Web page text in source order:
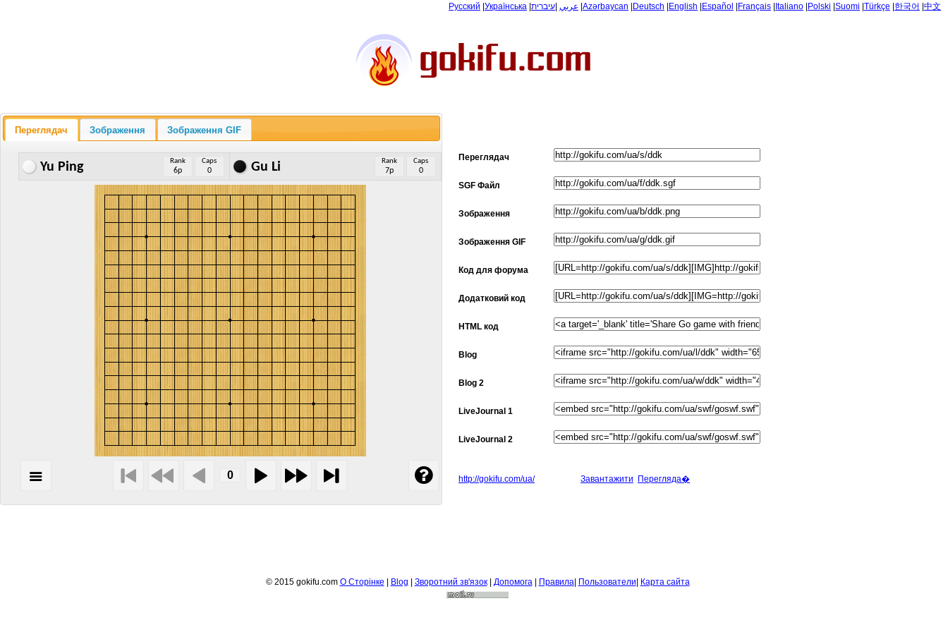
Русский Українська عربي עיברית Azərbaycan Deutsch English Español Français Italiano Polski Suomi Türkçe 한국어 中文
Переглядач
SGF Файл
Зображення
Зображення GIF
Код для форума
Додатковий код
HTML код
Blog
Blog 2
LiveJournal 1
LiveJournal 2
http://gokifu.com/ua/ Завантажити Перегляда�
Переглядач Зображення Зображення GIF
Yu Ping Rank
6p
Caps
0 Gu Li Rank
7p
Caps
0
© 2015 gokifu.com О Сторiнке Blog Зворотний зв'язок| Допомога| Правила| Пользователи Карта сайта